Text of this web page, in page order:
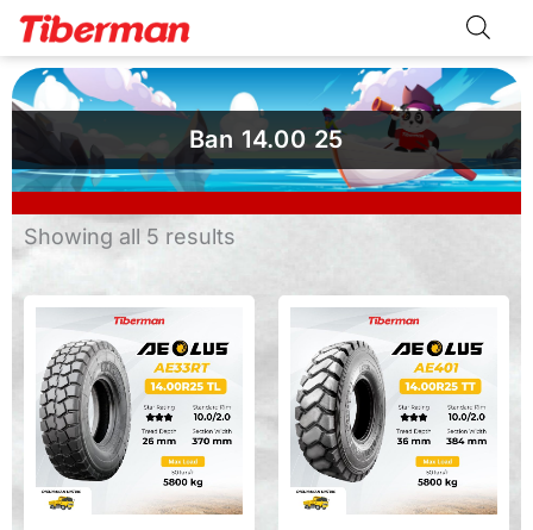
Skip
to
content
Ban 14.00 25
Showing all 5 results